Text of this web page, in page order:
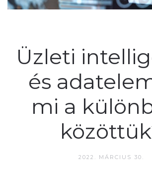
Üzleti
és
mi a
2022. MÁRCIUS 30.